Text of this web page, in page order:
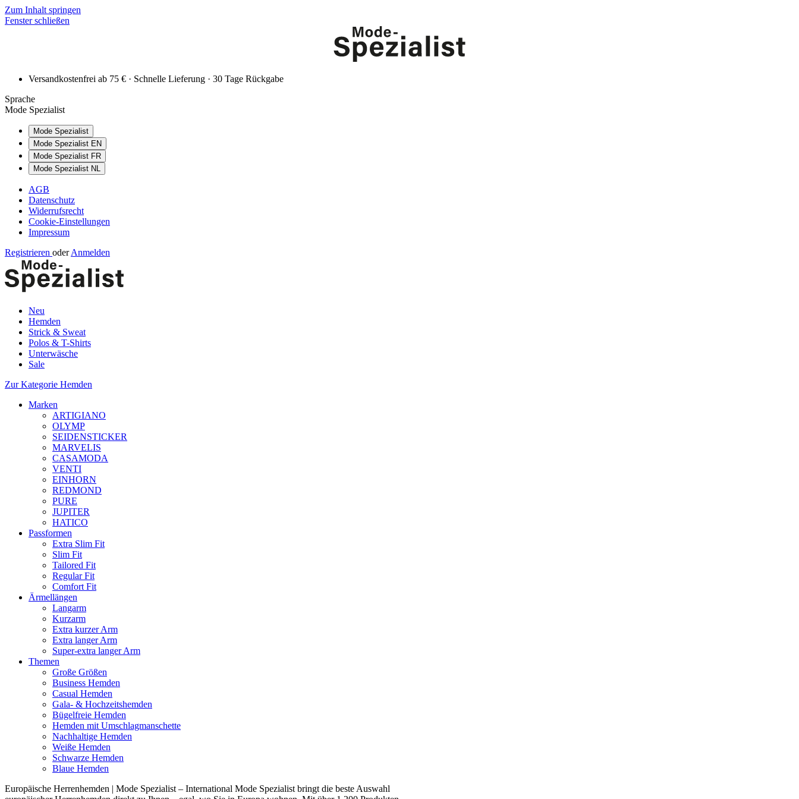
Zum Inhalt springen
Fenster schließen
Versandkostenfrei ab 75 € · Schnelle Lieferung · 30 Tage Rückgabe
Sprache
Mode Spezialist
Mode Spezialist
Mode Spezialist EN
Mode Spezialist FR
Mode Spezialist NL
AGB
Datenschutz
Widerrufsrecht
Cookie-Einstellungen
Impressum
Registrieren oder Anmelden
Neu
Hemden
Strick & Sweat
Polos & T-Shirts
Unterwäsche
Sale
Zur Kategorie Hemden
Marken
ARTIGIANO
OLYMP
SEIDENSTICKER
MARVELIS
CASAMODA
VENTI
EINHORN
REDMOND
PURE
JUPITER
HATICO
Passformen
Extra Slim Fit
Slim Fit
Tailored Fit
Regular Fit
Comfort Fit
Ärmellängen
Langarm
Kurzarm
Extra kurzer Arm
Extra langer Arm
Super-extra langer Arm
Themen
Große Größen
Business Hemden
Casual Hemden
Gala- & Hochzeitshemden
Bügelfreie Hemden
Hemden mit Umschlagmanschette
Nachhaltige Hemden
Weiße Hemden
Schwarze Hemden
Blaue Hemden
Europäische Herrenhemden | Mode Spezialist – International Mode Spezialist bringt die beste Auswahl